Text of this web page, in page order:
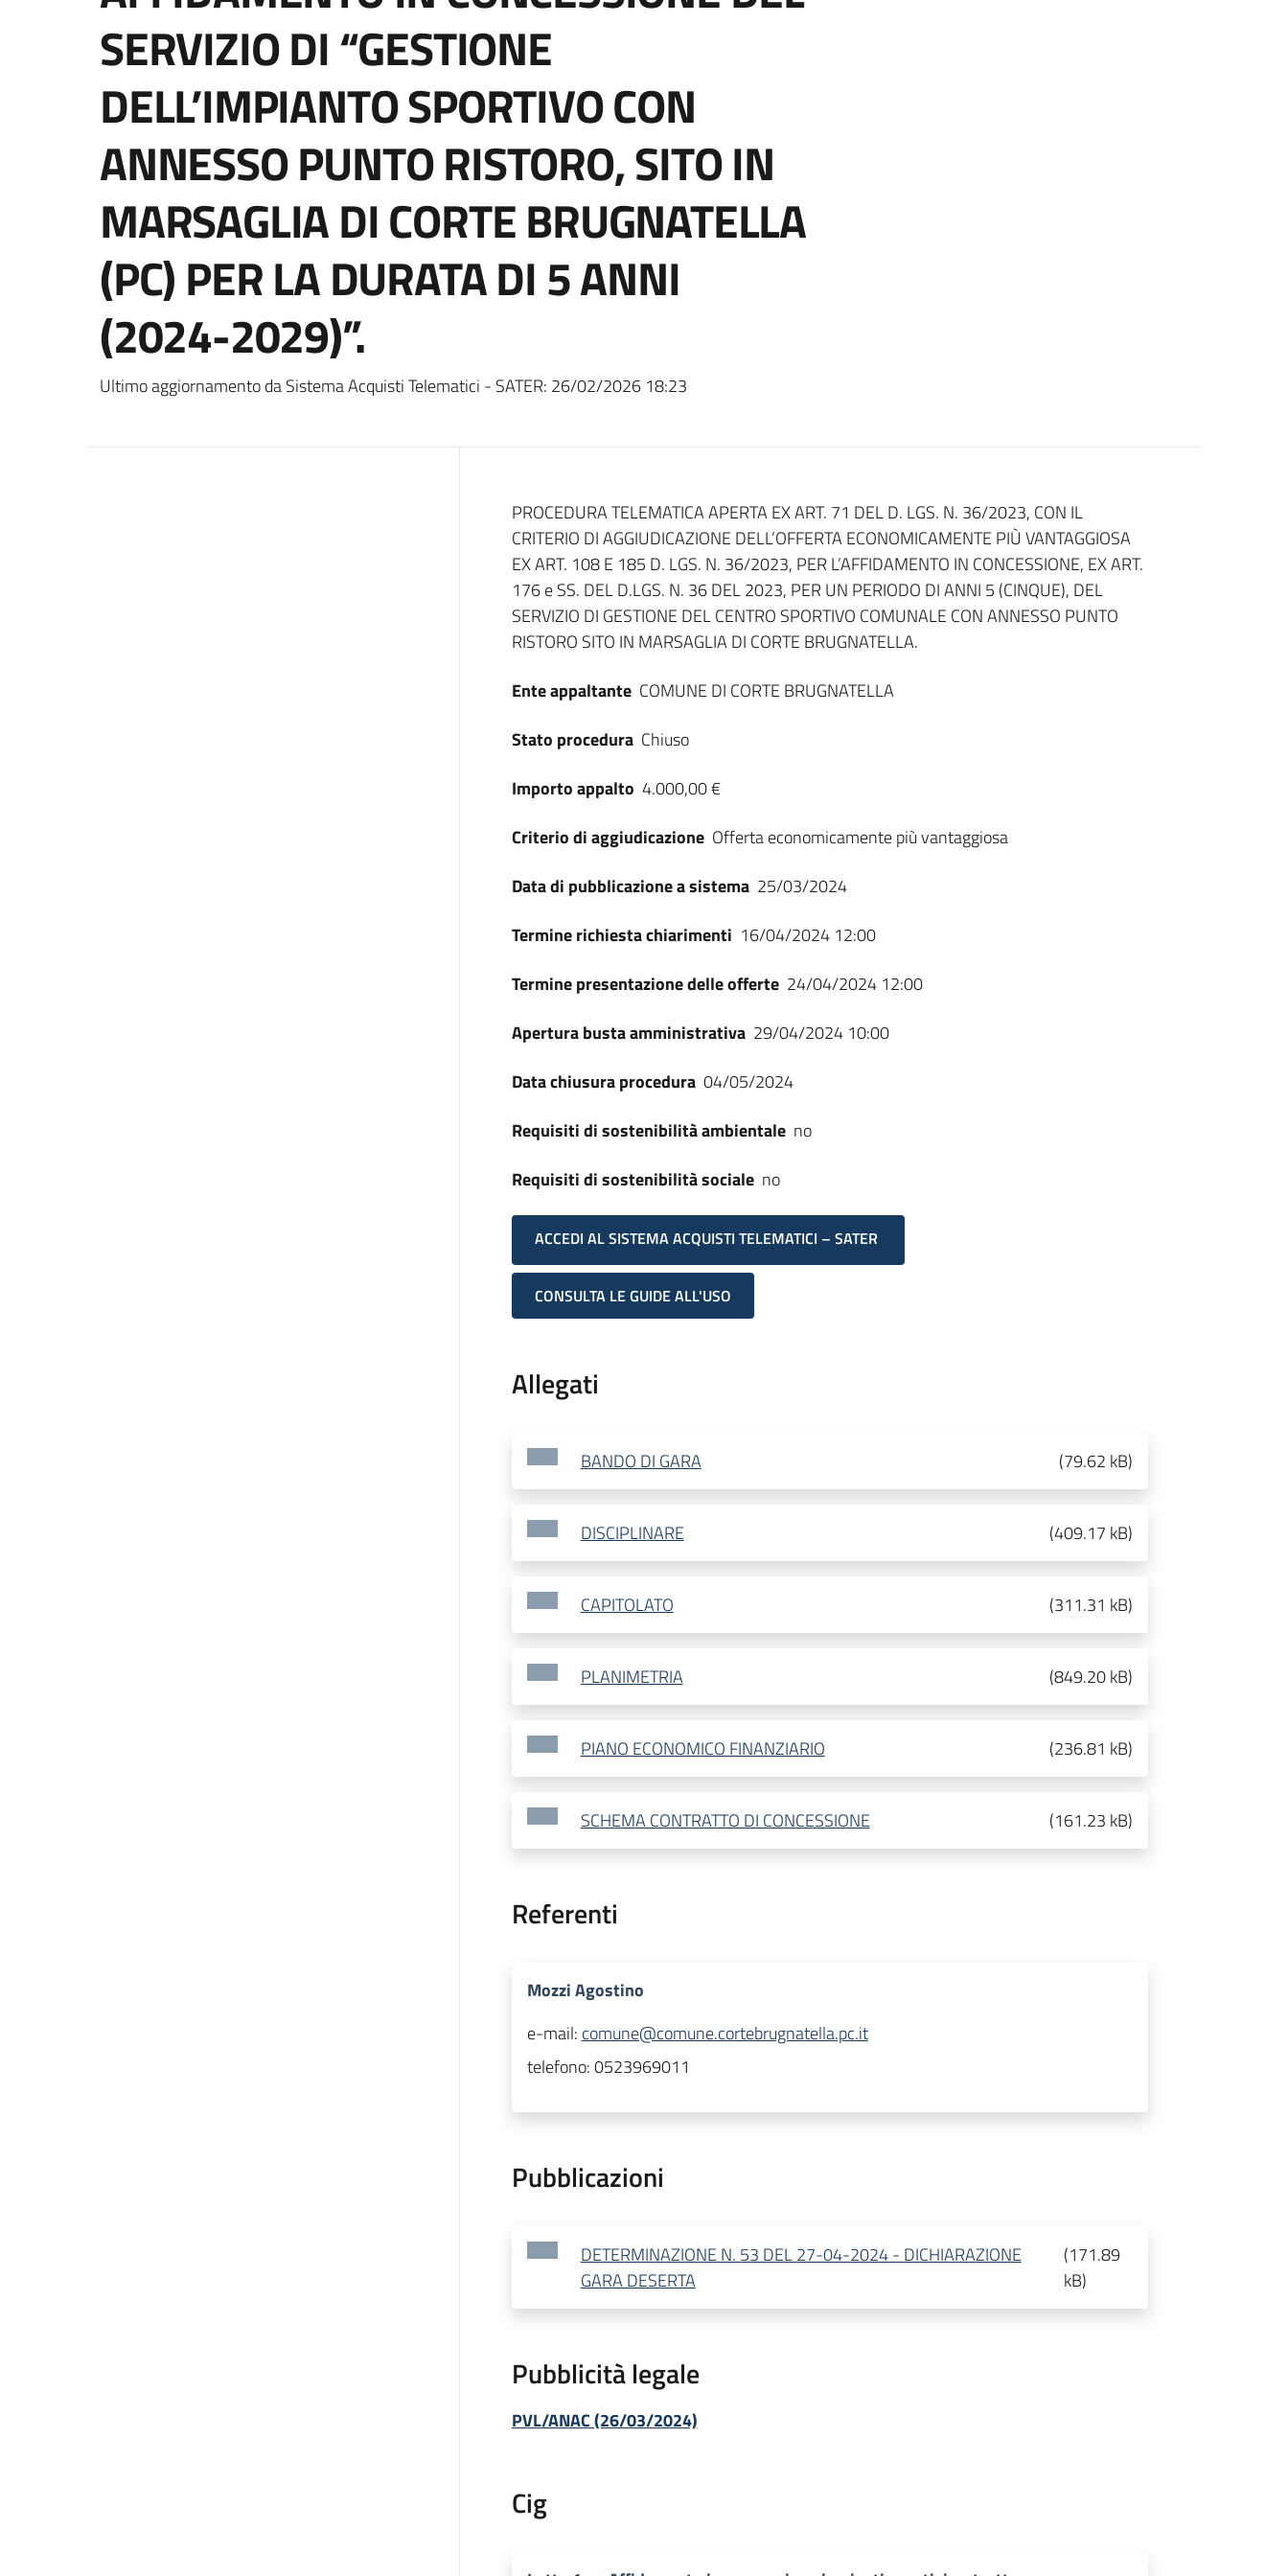
SERVIZIO DI “GESTIONE
DELL’IMPIANTO SPORTIVO CON
ANNESSO PUNTO RISTORO, SITO IN
MARSAGLIA DI CORTE BRUGNATELLA
(PC) PER LA DURATA DI 5 ANNI
(2024-2029)”.
Ultimo aggiornamento da Sistema Acquisti Telematici - SATER: 26/02/2026 18:23
Dati del bando
PROCEDURA TELEMATICA APERTA EX ART. 71 DEL D. LGS. N. 36/2023, CON IL
CRITERIO DI AGGIUDICAZIONE DELL’OFFERTA ECONOMICAMENTE PIÙ VANTAGGIOSA
EX ART. 108 E 185 D. LGS. N. 36/2023, PER L’AFFIDAMENTO IN CONCESSIONE, EX ART.
176 e SS. DEL D.LGS. N. 36 DEL 2023, PER UN PERIODO DI ANNI 5 (CINQUE), DEL
SERVIZIO DI GESTIONE DEL CENTRO SPORTIVO COMUNALE CON ANNESSO PUNTO
RISTORO SITO IN MARSAGLIA DI CORTE BRUGNATELLA.
Ente appaltante COMUNE DI CORTE BRUGNATELLA
Stato procedura Chiuso
Importo appalto 4.000,00 €
Criterio di aggiudicazione Offerta economicamente più vantaggiosa
Data di pubblicazione a sistema 25/03/2024
Termine richiesta chiarimenti 16/04/2024 12:00
Termine presentazione delle offerte 24/04/2024 12:00
Apertura busta amministrativa 29/04/2024 10:00
Data chiusura procedura 04/05/2024
Requisiti di sostenibilità ambientale no
Requisiti di sostenibilità sociale no
ACCEDI AL SISTEMA ACQUISTI TELEMATICI – SATER
CONSULTA LE GUIDE ALL'USO
Allegati
BANDO DI GARA (79.62 kB)
DISCIPLINARE (409.17 kB)
CAPITOLATO (311.31 kB)
PLANIMETRIA (849.20 kB)
PIANO ECONOMICO FINANZIARIO (236.81 kB)
SCHEMA CONTRATTO DI CONCESSIONE (161.23 kB)
Referenti
Mozzi Agostino
e-mail: comune@comune.cortebrugnatella.pc.it
telefono:0523969011
Pubblicazioni
DETERMINAZIONE N. 53 DEL 27-04-2024 - DICHIARAZIONE
GARA DESERTA
(171.89
kB)
Pubblicità legale
PVL/ANAC (26/03/2024)
Cig